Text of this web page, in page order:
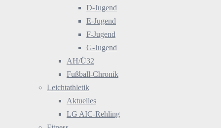
D-Jugend
E-Jugend
F-Jugend
G-Jugend
AH/Ü32
Fußball-Chronik
Leichtathletik
Aktuelles
LG AIC-Rehling